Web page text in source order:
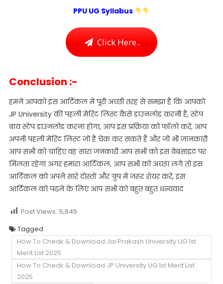
PPU UG Syllabus
Click Here..
Conclusion :-
हमने आपको इस आर्टिकल में पूरी अच्छी तरह से समझा है कि आपको
JP University की पहली मेरिट लिस्ट कैसे डाउनलोड करनी है, स्टेप
बाय स्टेप डाउनलोड करना होगा, आप इस प्रक्रिया को फॉलो करें, आप
अपनी पहली मेरिट लिस्ट जो है चेक कर सकते हैं और जो भी जानकारी
आप सभी को चाहिए वह सारा जनकारी आप सभी को इस वेबसाइट पर
मिलता रहेगा अगर हमारा आर्टिकल, आप सभी को अच्छा लगे तो इस
आर्टिकल को अपने सारे दोस्तों और ग्रुप में जरूर शेयर करें, इस
आर्टिकल को पढ़ने के लिए आप सभी को बहुत बहुत धन्यवाद
Post Views: 5,845
Tagged
How To Cheak & Download Jai Prakash University UG 1st
Merit List 2025
How To Cheak & Download JP University UG 1st Merit List
2025